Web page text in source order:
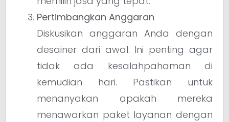
Pertimbangkan Anggaran
Diskusikan anggaran Anda dengan
desainer dari awal. Ini penting agar
tidak ada kesalahpahaman di
kemudian hari. Pastikan untuk
menanyakan apakah mereka
menawarkan paket layanan dengan